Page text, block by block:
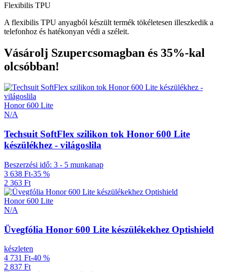
Flexibilis TPU
A flexibilis TPU anyagból készült termék tökéletesen illeszkedik a
telefonhoz és hatékonyan védi a széleit.
Vásárolj Szupercsomagban és 35%-kal
olcsóbban!
Honor 600 Lite
N/A
Techsuit SoftFlex szilikon tok Honor 600 Lite
készülékhez - világoslila
Beszerzési idő: 3 - 5 munkanap
3 638 Ft-35 %
2 363 Ft
Honor 600 Lite
N/A
Üvegfólia Honor 600 Lite készülékekhez Optishield
készleten
4 731 Ft-40 %
2 837 Ft